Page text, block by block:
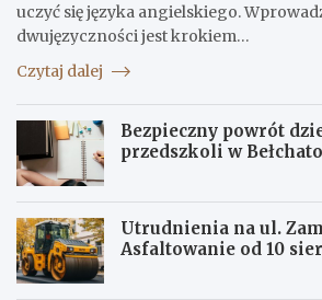
uczyć się języka angielskiego.
dwujęzyczności jest krokiem…
Czytaj dalej
Bezpieczny powrót
przedszkoli w
Utrudnienia na ul.
Asfaltowanie od 10